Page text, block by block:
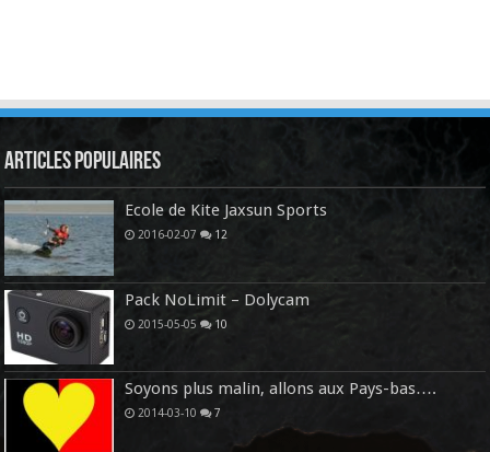
Articles Populaires
Ecole de Kite Jaxsun Sports
2016-02-07 12
Pack NoLimit – Dolycam
2015-05-05 10
Soyons plus malin, allons aux Pays-bas….
2014-03-10 7